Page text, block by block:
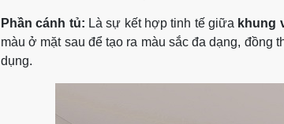
Phần cánh tủ: Là sự kết hợp tinh tế giữa khung
màu ở mặt sau để tạo ra màu sắc đa dạng,
dụng.